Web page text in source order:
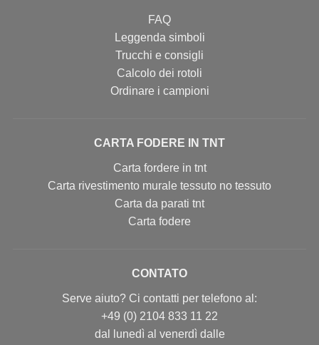
FAQ
Leggenda simboli
Trucchi e consigli
Calcolo dei rotoli
Ordinare i campioni
CARTA FODERE IN TNT
Carta fordere in tnt
Carta rivestimento murale tessuto no tessuto
Carta da parati tnt
Carta fodere
CONTATO
Serve aiuto? Ci contatti per telefono al:
+49 (0) 2104 833 11 22
dal lunedì al venerdì dalle